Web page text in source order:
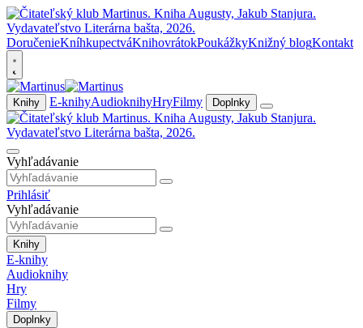
DoručenieKníhkupectváKnihovrátokPoukážkyKnižný blogKontakt
Knihy E-knihyAudioknihyHryFilmy Doplnky
Vyhľadávanie
Prihlásiť
Vyhľadávanie
Knihy
E-knihy
Audioknihy
Hry
Filmy
Doplnky